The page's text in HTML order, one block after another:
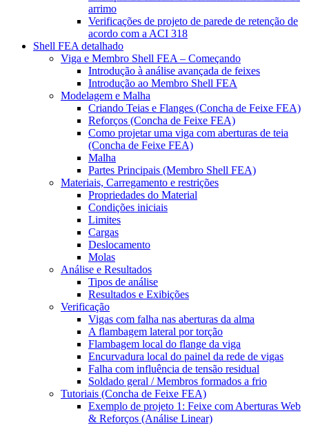
arrimo
Verificações de projeto de parede de retenção de
acordo com a ACI 318
Shell FEA detalhado
Viga e Membro Shell FEA – Começando
Introdução à análise avançada de feixes
Introdução ao Membro Shell FEA
Modelagem e Malha
Criando Teias e Flanges (Concha de Feixe FEA)
Reforços (Concha de Feixe FEA)
Como projetar uma viga com aberturas de teia
(Concha de Feixe FEA)
Malha
Partes Principais (Membro Shell FEA)
Materiais, Carregamento e restrições
Propriedades do Material
Condições iniciais
Limites
Cargas
Deslocamento
Molas
Análise e Resultados
Tipos de análise
Resultados e Exibições
Verificação
Vigas com falha nas aberturas da alma
A flambagem lateral por torção
Flambagem local do flange da viga
Encurvadura local do painel da rede de vigas
Falha com influência de tensão residual
Soldado geral / Membros formados a frio
Tutoriais (Concha de Feixe FEA)
Exemplo de projeto 1: Feixe com Aberturas Web
& Reforços (Análise Linear)